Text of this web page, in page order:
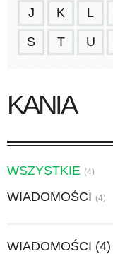
J K L
S T U
KANIA
WSZYSTKIE (4)
WIADOMOŚCI (4)
WIADOMOŚCI (4)